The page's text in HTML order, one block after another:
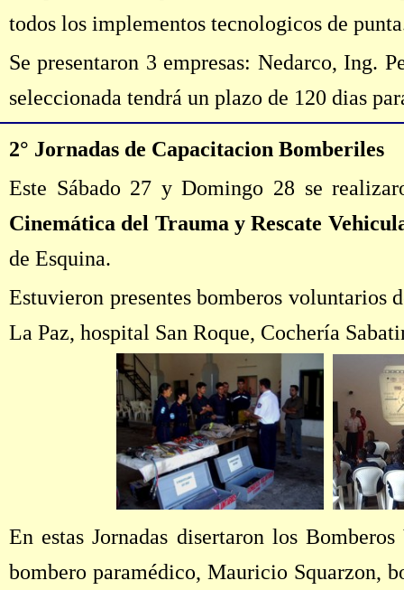
todos los implementos tecnologicos de
Se presentaron 3 empresas: Nedarco, Ing.
seleccionada tendrá un plazo de 120 dias
2° Jornadas de Capacitacion Bomberiles
Este Sábado 27 y Domingo 28 se
Cinemática del Trauma y Rescate
de Esquina.
Estuvieron presentes bomberos voluntarios
La Paz, hospital San Roque, Cochería
En estas Jornadas disertaron los
bombero paramédico, Mauricio Squarzon,